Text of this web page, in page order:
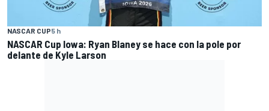
NASCAR CUP5 h
NASCAR Cup Iowa: Ryan Blaney se hace con la pole por
delante de Kyle Larson